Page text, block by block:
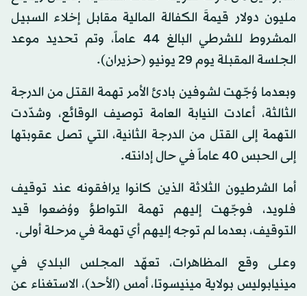
مليون دولار قيمةَ الكفالة المالية مقابل إخلاء السبيل
المشروط للشرطي البالغ 44 عاماً، وتم تحديد موعد
الجلسة المقبلة يوم 29 يونيو (حزيران).
وبعدما وُجّهت لشوفين بادئ الأمر تهمة القتل من الدرجة
الثالثة، أعادت النيابة العامة توصيف الوقائع، وشدّدت
التهمة إلى القتل من الدرجة الثانية، التي تصل عقوبتها
إلى الحبس 40 عاماً في حال إدانته.
أما الشرطيون الثلاثة الذين كانوا يرافقونه عند توقيف
فلويد، فوجّهت إليهم تهمة التواطؤ ووُضعوا قيد
التوقيف، بعدما لم توجه إليهم أي تهمة في مرحلة أولى.
وعلى وقع المظاهرات، تعهّد المجلس البلدي في
مينيابوليس بولاية مينيسوتا، أمس (الأحد)، الاستغناء عن